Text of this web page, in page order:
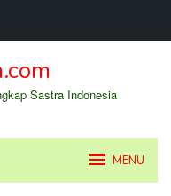
Sastra Indonesia
MENU